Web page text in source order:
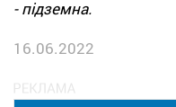
- підземна.
16.06.2022